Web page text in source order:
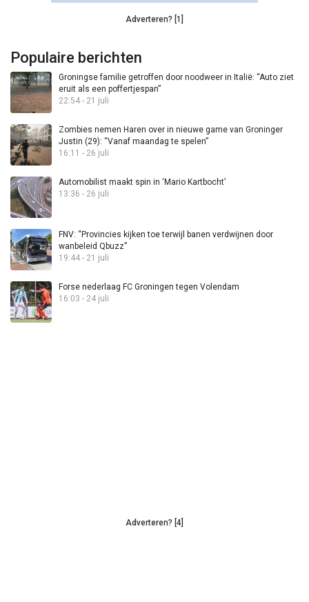
Adverteren? [1]
Populaire berichten
Groningse familie getroffen door noodweer in Italië: “Auto ziet
eruit als een poffertjespan”
22:54 - 21 juli
Zombies nemen Haren over in nieuwe game van Groninger
Justin (29): “Vanaf maandag te spelen”
16:11 - 26 juli
Automobilist maakt spin in ‘Mario Kartbocht’
13:36 - 26 juli
FNV: “Provincies kijken toe terwijl banen verdwijnen door
wanbeleid Qbuzz”
19:44 - 21 juli
Forse nederlaag FC Groningen tegen Volendam
16:03 - 24 juli
Adverteren? [4]